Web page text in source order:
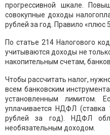
прогрессивной шкале.
совокупные доходы
рублей за год. Правило «плюс
По статье 214 Налогового
учитываются доходы не
накопительным счетам,
Чтобы рассчитать налог,
всем банковским
установленным лимитом.
уплачивается НДФЛ
рублей за год). НДФЛ
необязательным доходом.